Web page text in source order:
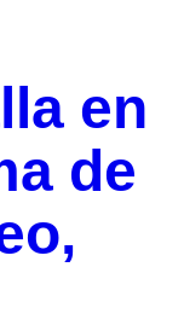
en
de